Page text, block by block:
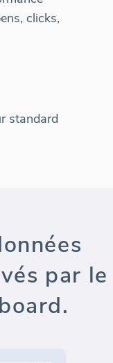
clicks,
standard
par le